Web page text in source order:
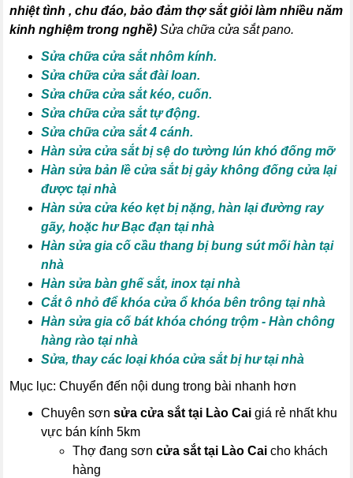
nhiệt tình , chu đáo, bảo đảm thợ sắt giỏi làm nhiều năm
kinh nghiệm trong nghề)Sửa chữa cửa sắt pano.
Sửa chữa cửa sắt nhôm kính.
Sửa chữa cửa sắt đài loan.
Sửa chữa cửa sắt kéo, cuốn.
Sửa chữa cửa sắt tự động.
Sửa chữa cửa sắt 4 cánh.
Hàn sửa cửa sắt bị sệ do tường lún khó đống mỡ
Hàn sửa bản lề cửa sắt bị gảy không đống cửa lại
được tại nhà
Hàn sửa cửa kéo kẹt bị nặng, hàn lại đường ray
gãy, hoặc hư Bạc đạn tại nhà
Hàn sửa gia cố cầu thang bị bung sút mối hàn tại
nhà
Hàn sửa bàn ghế sắt, inox tại nhà
Cắt ô nhỏ để khóa cửa ổ khóa bên trông tại nhà
Hàn sửa gia cố bát khóa chóng trộm - Hàn chông
hàng rào tại nhà
Sửa, thay các loại khóa cửa sắt bị hư tại nhà
Mục lục: Chuyển đến nội dung trong bài nhanh hơn
Chuyên sơnsửa cửa sắt tại Lào Cai giá rẻ nhất khu
vực bán kính 5km
Thợ đang sơncửa sắt tại Lào Cai cho khách
hàng